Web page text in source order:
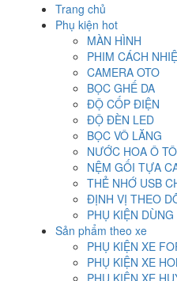
Trang chủ
Phụ kiện hot
MÀN HÌNH
PHIM CÁCH
CAMERA OTO
BỌC GHẾ DA
ĐỘ CỐP ĐIỆN
ĐỘ ĐÈN LED
BỌC VÔ LĂNG
NƯỚC HOA Ô TÔ
NỆM GỐI TỰA
THẺ NHỚ USB
ĐỊNH VỊ THEO
PHỤ KIỆN
Sản phẩm theo xe
PHỤ KIỆN XE
PHỤ KIỆN XE